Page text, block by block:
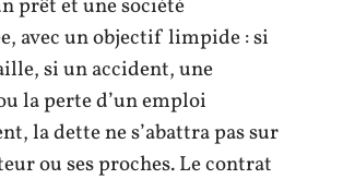
prêt et une société
avec un objectif limpide : si
si un accident, une
la perte d’un emploi
la dette ne s’abattra pas sur
ou ses proches. Le contrat